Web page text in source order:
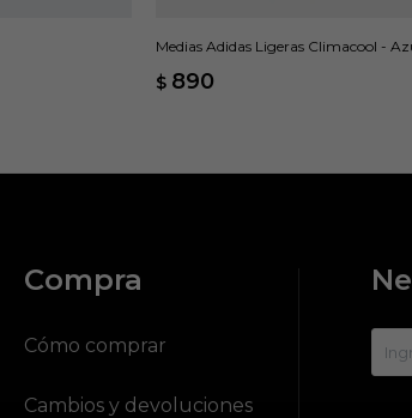
Medias Adidas Ligeras Climacool -
$ 890
Compra
Cómo comprar
Cambios y devoluciones